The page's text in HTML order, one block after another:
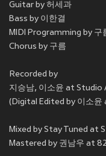
Guitar by 허세과
Bass by 이한결
MIDI Programming by 구
Chorus by 구름
Recorded by
지승남, 이소윤 at Studio
(Digital Edited by 이소
Mixed by Stay Tuned at
Mastered by 권남우 at